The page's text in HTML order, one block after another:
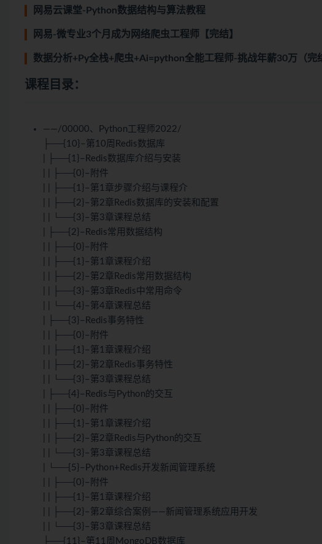
网易云课堂-Python数据结构与算法教程
网易-微专业3个月成为网络爬虫工程师【完结】
数据分析+Py全栈+爬虫+Ai=python全能工程师-挑战年薪30万（完
课程目录：
——/00000、Python工程师2022/
├──{10}–第10周Redis数据库
| ├──{1}–Redis数据库介绍与安装
| | ├──{0}–附件
| | ├──{1}–第1章步骤介绍与课程介
| | ├──{2}–第2章Redis数据库的安装和配置
| | └──{3}–第3章课程总结
| ├──{2}–Redis常用数据结构
| | ├──{0}–附件
| | ├──{1}–第1章课程介绍
| | ├──{2}–第2章Redis常用数据结构
| | ├──{3}–第3章Redis中常用命令
| | └──{4}–第4章课程总结
| ├──{3}–Redis事务特性
| | ├──{0}–附件
| | ├──{1}–第1章课程介绍
| | ├──{2}–第2章Redis事务特性
| | └──{3}–第3章课程总结
| ├──{4}–Redis与Python的交互
| | ├──{0}–附件
| | ├──{1}–第1章课程介绍
| | ├──{2}–第2章Redis与Python的交互
| | └──{3}–第3章课程总结
| └──{5}–Python+Redis开发新闻管理系统
| | ├──{0}–附件
| | ├──{1}–第1章课程介绍
| | ├──{2}–第2章综合案例——新闻管理系统应用开发
| | └──{3}–第3章课程总结
├──{11}–第11周MongoDB数据库